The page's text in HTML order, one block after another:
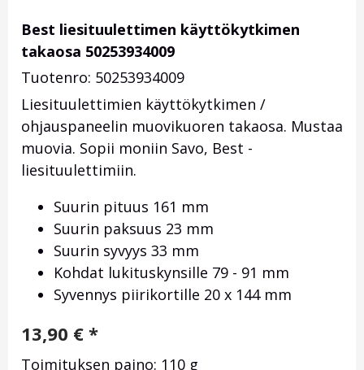
Best liesituulettimen käyttökytkimen
takaosa 50253934009
Tuotenro: 50253934009
Liesituulettimien käyttökytkimen /
ohjauspaneelin muovikuoren takaosa. Mustaa
muovia. Sopii moniin Savo, Best -
liesituulettimiin.
Suurin pituus 161 mm
Suurin paksuus 23 mm
Suurin syvyys 33 mm
Kohdat lukituskynsille 79 - 91 mm
Syvennys piirikortille 20 x 144 mm
13,90 € *
Toimituksen paino: 110 g